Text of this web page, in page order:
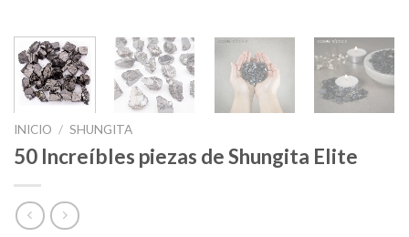
INICIO / SHUNGITA
50 Increíbles piezas de Shungita Elite